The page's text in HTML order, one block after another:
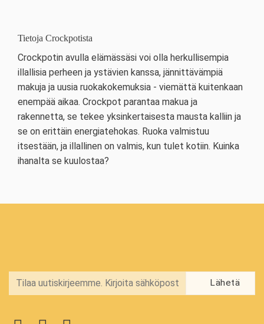
Tietoja Crockpotista
Crockpotin avulla elämässäsi voi olla herkullisempia
illallisia perheen ja ystävien kanssa, jännittävämpiä
makuja ja uusia ruokakokemuksia - viemättä kuitenkaan
enempää aikaa. Crockpot parantaa makua ja
rakennetta, se tekee yksinkertaisesta mausta kalliin ja
se on erittäin energiatehokas. Ruoka valmistuu
itsestään, ja illallinen on valmis, kun tulet kotiin. Kuinka
ihanalta se kuulostaa?